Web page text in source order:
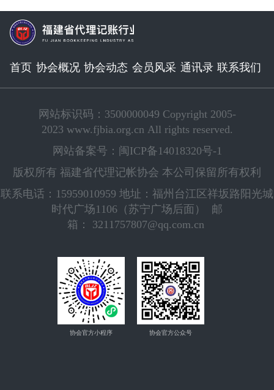
首页 协会概况 协会动态 会员风采 通讯录 联系我们
网站标识码：3500000049 Copyright 2005-
2023 www.fjbia.org.cn All rights reserved.
网站备案号：闽ICP备14018320号-1
版权所有 福建省代理记帐协会 本公司保留所有权利
联系电话：15959010959 地址：福州台江区祥坂路阳光城
时代广场1106（苏宁广场后面） 邮
箱： 3211757807@qq.com.cn
协会官方小程序 协会官方公众号